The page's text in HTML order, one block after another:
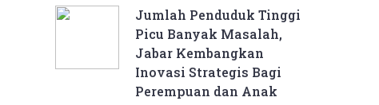
Jumlah Penduduk Tinggi
Picu Banyak Masalah,
Jabar Kembangkan
Inovasi Strategis Bagi
Perempuan dan Anak